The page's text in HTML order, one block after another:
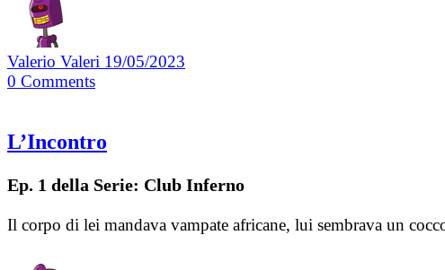
Valerio Valeri 19/05/2023
0 Comments
L’Incontro
Ep. 1 della Serie: Club Inferno
Il corpo di lei mandava vampate africane, lui sembrava un